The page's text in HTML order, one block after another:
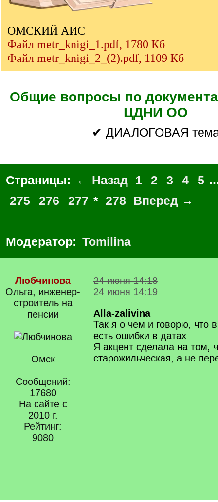
ОМСКИЙ АИС
Файл metr_knigi_1.pdf, 1780 Кб
Файл metr_knigi_2_(2).pdf, 1109 Кб
Общие вопросы по
ЦДНИ ОО
✔ ДИАЛОГОВАЯ
Страницы: ← Назад 1 2 3 4 5
275
276 277 * 278 Вперед →
Модератор: Tomilina
Любчинова
Ольга, инженер-
строитель на
пенсии
Омск
Сообщений:
17680
На сайте с
2010 г.
Рейтинг:
9080
24 июня 14:18
24 июня 14:19
Alla-zalivina
Так я о чем и говорю, что
есть ошибки в датах
Я акцент сделала на том,
старожильческая, а не